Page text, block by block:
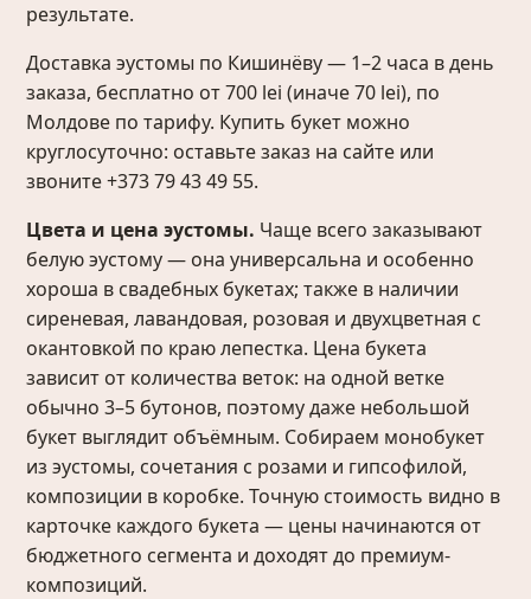
результате.
Доставка эустомы по Кишинёву — 1–2 часа в день
заказа, бесплатно от 700 lei (иначе 70 lei), по
Молдове по тарифу. Купить букет можно
круглосуточно: оставьте заказ на сайте или
звоните +373 79 43 49 55.
Цвета и цена эустомы. Чаще всего заказывают
белую эустому — она универсальна и особенно
хороша в свадебных букетах; также в наличии
сиреневая, лавандовая, розовая и двухцветная с
окантовкой по краю лепестка. Цена букета
зависит от количества веток: на одной ветке
обычно 3–5 бутонов, поэтому даже небольшой
букет выглядит объёмным. Собираем монобукет
из эустомы, сочетания с розами и гипсофилой,
композиции в коробке. Точную стоимость видно в
карточке каждого букета — цены начинаются от
бюджетного сегмента и доходят до премиум-
композиций.